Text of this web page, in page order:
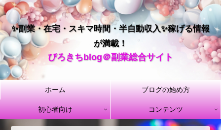
✨副業・在宅・スキマ時間・半自動収入✨稼げる情報
が満載！
ぴろきちblog＠副業総合サイト
ホーム ブログの始め方
初心者向け コンテンツ